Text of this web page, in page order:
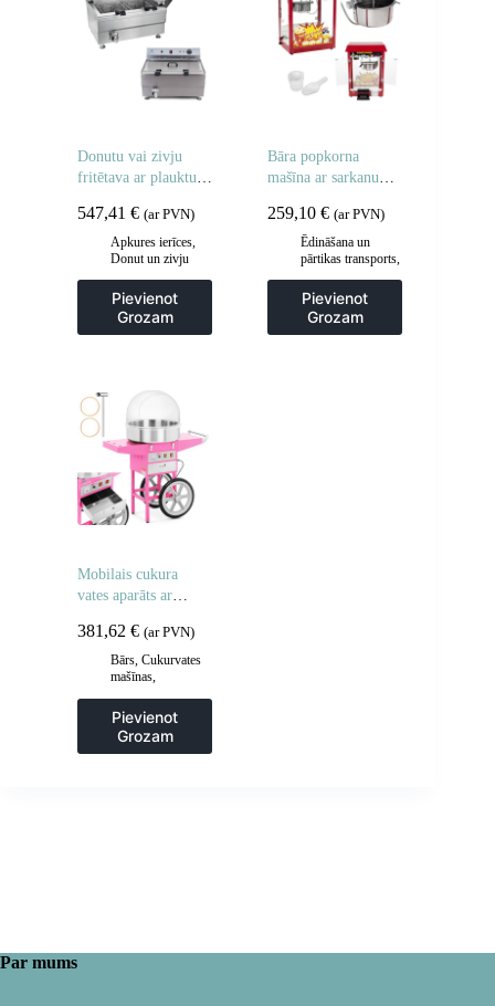
Donutu vai zivju
fritētava ar plauktu,
547,41 € (ar PVN)
Apkures ierīces,
Donut un zivju
cepšanas iekārtas
Gastronomija
Virtuve
Pievienot
Grozam
Bāra popkorna
mašīna ar sarkanu
259,10€ (ar PVN)
Ēdināšana un
pārtikas transports,
Popkorna mašīnas
Pievienot
Grozam
Mobilais cukura
vates aparāts ar
381,62 € (ar PVN)
Bārs, Cukurvates
mašīnas,
Pievienot
Grozam
Par mums